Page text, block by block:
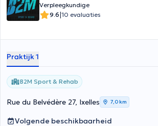
Verpleegkundige
9.6|10 evaluaties
Praktijk 1
B2M Sport & Rehab
Rue du Belvédère 27, Ixelles 7,0 km
Volgende beschikbaarheid